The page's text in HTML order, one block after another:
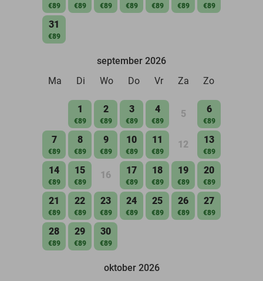
€89 €89 €89 €89 €89 €89 €89
31
€89
september 2026
Ma
Di Wo Do Vr Za Zo
1
€89
2
€89
3
€89
4
€89
5 6
€89
7
€89
8
€89
9
€89
10
€89
11
€89
12 13
€89
14
€89
15
€89
16 17
€89
18
€89
19
€89
20
€89
21
€89
22
€89
23
€89
24
€89
25
€89
26
€89
27
€89
28
€89
29
€89
30
€89
oktober 2026